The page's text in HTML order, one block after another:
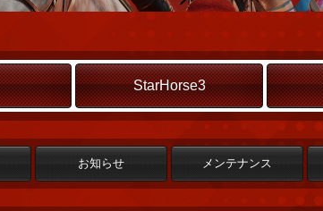
StarHorse3
お知らせ メンテナンス